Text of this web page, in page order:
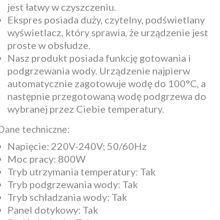
jest łatwy w czyszczeniu.
Ekspres posiada duży, czytelny, podświetlany
wyświetlacz, który sprawia, że urządzenie jest
proste w obsłudze.
Nasz produkt posiada funkcję gotowania i
podgrzewania wody. Urządzenie najpierw
automatycznie zagotowuje wodę do 100°C, a
następnie przegotowaną wodę podgrzewa do
wybranej przez Ciebie temperatury.
techniczne:
Napięcie: 220V-240V; 50/60Hz
Moc pracy: 800W
Tryb utrzymania temperatury: Tak
Tryb podgrzewania wody: Tak
Tryb schładzania wody: Tak
Panel dotykowy: Tak